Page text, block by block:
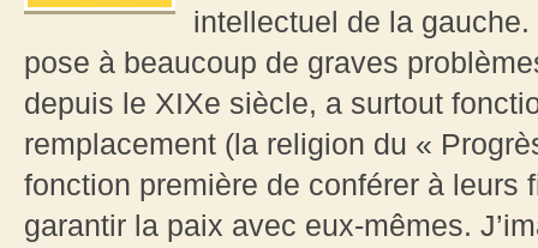
intellectuel de la gauche.
pose à beaucoup de graves
depuis le XIXe siècle, a surtout
remplacement (la religion du «
fonction première de conférer à leurs
garantir la paix avec eux-mêmes.